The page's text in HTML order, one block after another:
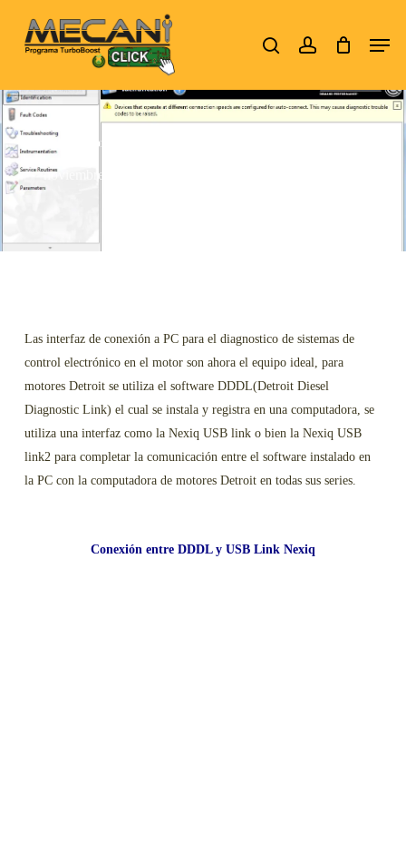
search account Menu
Usb Link 2 con software DDDL para motores Detroit
noviembre 27, 2015
Las interfaz de conexión a PC para el diagnostico de sistemas de
control electrónico en el motor son ahora el equipo ideal, para
motores Detroit se utiliza el software DDDL(Detroit Diesel
Diagnostic Link) el cual se instala y registra en una computadora, se
utiliza una interfaz como la Nexiq USB link o bien la Nexiq USB
link2 para completar la comunicación entre el software instalado en
la PC con la computadora de motores Detroit en todas sus series.
Conexiónentre DDDL y USB Link Nexiq
Close